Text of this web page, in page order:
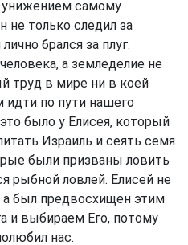
унижением самому
не только следил за
брался за плуг.
а земледелие не
труд в мире ни в коей
идти по пути нашего
было у Елисея, который
Израиль и сеять семя
были призваны ловить
рыбной ловлей. Елисей не
был предвосхищен этим
выбираем Его, потому
нас.